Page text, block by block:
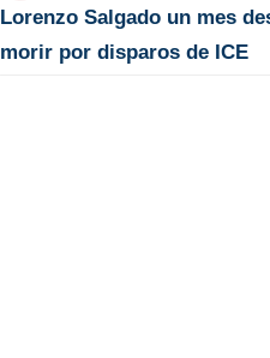
Lorenzo Salgado un mes
morir por disparos de ICE